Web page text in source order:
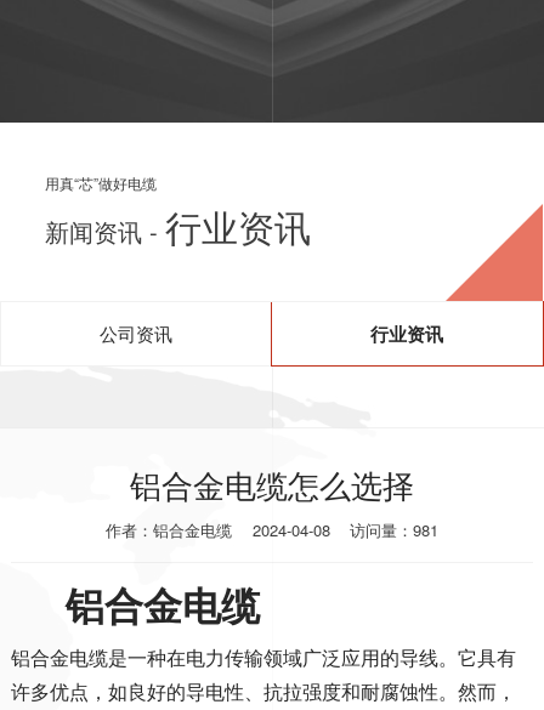
用真“芯”做好电缆
新闻资讯 - 行业资讯
公司资讯 行业资讯
铝合金电缆怎么选择
作者：铝合金电缆 2024-04-08 访问量：981
铝合金电缆
铝合金电缆是一种在电力传输领域广泛应用的导线。它具有
许多优点，如良好的导电性、抗拉强度和耐腐蚀性。然而，